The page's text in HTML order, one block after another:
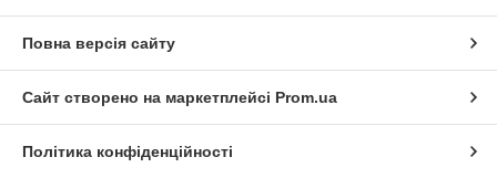
Повна версія сайту
Сайт створено на маркетплейсі Prom.ua
Політика конфіденційності